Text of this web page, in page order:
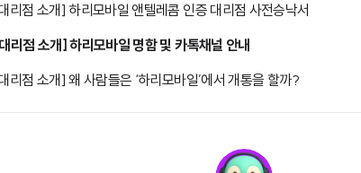
리점 소개] 하리모바일 앤텔레콤 인증 대리점 사전승낙서
리점 소개] 하리모바일 명함 및 카톡채널 안내
리점 소개] 왜 사람들은 ‘하리모바일’에서 개통을 할까?